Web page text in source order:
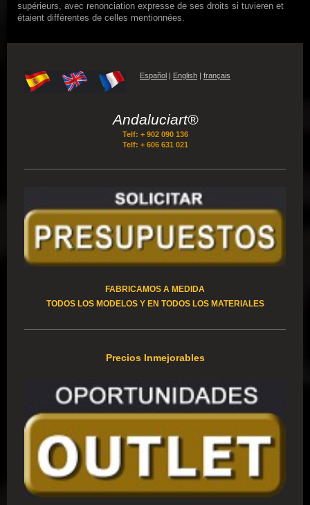
supérieurs, avec renonciation expresse de ses droits si tuvieren et
étaient différentes de celles mentionnées.
Español | English | français
Andaluciart®
Telf: + 902 090 136
Telf: + 606 631 021
FABRICAMOS A MEDIDA
TODOS LOS MODELOS Y EN TODOS LOS MATERIALES
Precios Inmejorables